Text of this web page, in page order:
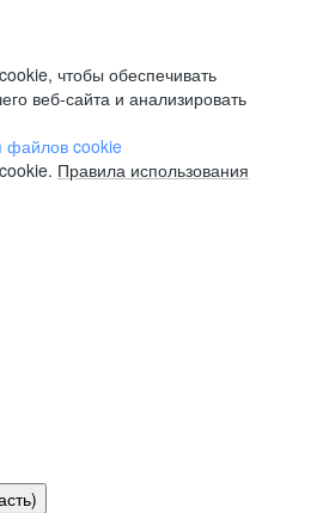
чтобы обеспечивать
веб-сайта и анализировать
файлов cookie
Правила использования